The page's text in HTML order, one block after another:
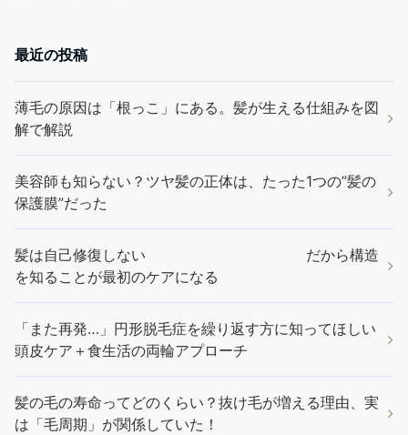
最近の投稿
薄毛の原因は「根っこ」にある。髪が生える仕組みを図
解で解説
美容師も知らない？ツヤ髪の正体は、たった1つの”髪の
保護膜”だった
髪は自己修復しない だから構造
を知ることが最初のケアになる
「また再発…」円形脱毛症を繰り返す方に知ってほしい
頭皮ケア＋食生活の両輪アプローチ
髪の毛の寿命ってどのくらい？抜け毛が増える理由、実
は「毛周期」が関係していた！